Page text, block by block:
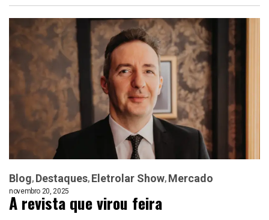
Blog Destaques Eletrolar Show Mercado
novembro 20, 2025
A revista que virou feira